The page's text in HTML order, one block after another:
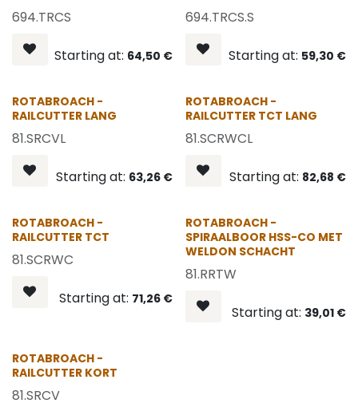
694.TRCS
Starting at: 64,50 €
694.TRCS.S
Starting at: 59,30 €
ROTABROACH -
RAILCUTTER LANG
81.SRCVL
Starting at: 63,26€
ROTABROACH -
RAILCUTTER TCT LANG
81.SCRWCL
Starting at: 82,68 €
ROTABROACH -
RAILCUTTER TCT
81.SCRWC
Starting at: 71,26€
ROTABROACH -
SPIRAALBOOR HSS-CO MET
WELDON SCHACHT
81.RRTW
Starting at: 39,01€
ROTABROACH -
RAILCUTTER KORT
81.SRCV